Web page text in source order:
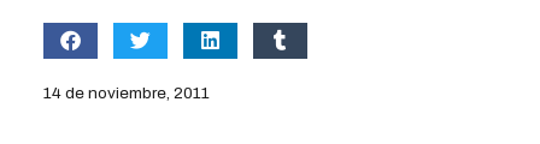
14 de noviembre, 2011